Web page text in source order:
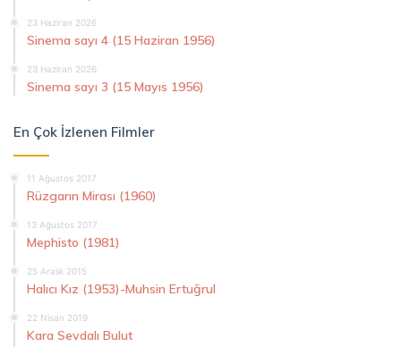
23 Haziran 2026
Sinema sayı 4 (15 Haziran 1956)
23 Haziran 2026
Sinema sayı 3 (15 Mayıs 1956)
En Çok İzlenen Filmler
11 Ağustos 2017
Rüzgarın Mirası (1960)
13 Ağustos 2017
Mephisto (1981)
25 Aralık 2015
Halıcı Kız (1953)-Muhsin Ertuğrul
22 Nisan 2019
Kara Sevdalı Bulut